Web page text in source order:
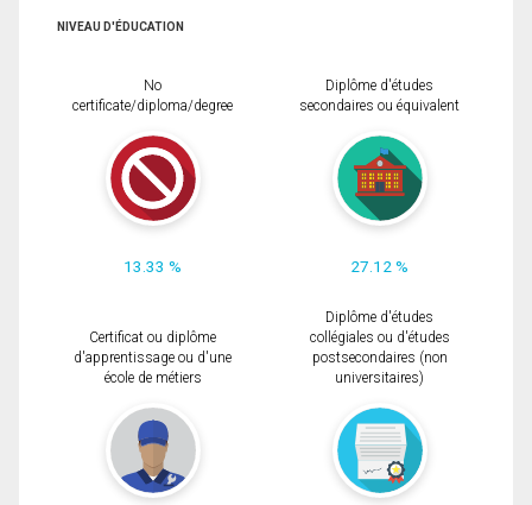
NIVEAU D'ÉDUCATION
No
certificate/diploma/degree
13.33 %
Diplôme d'études
secondaires ou équivalent
27.12 %
Certificat ou diplôme
d'apprentissage ou d'une
école de métiers
Diplôme d'études
collégiales ou d'études
postsecondaires (non
universitaires)